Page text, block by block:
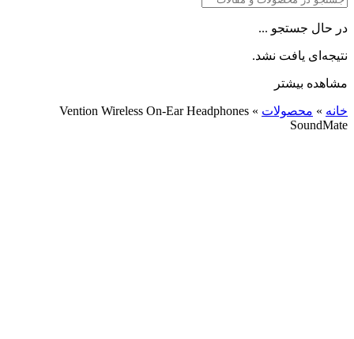
در حال جستجو ...
نتیجه‌ای یافت نشد.
مشاهده بیشتر
خانه » محصولات »
Vention Wireless On-Ear Headphones
SoundMate